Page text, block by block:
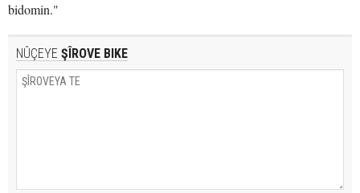
bidomin."
NÛÇEYE ŞÎROVE BIKE